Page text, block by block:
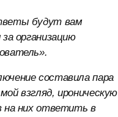
будут вам
организацию
составила пара
взгляд, ироническую
на них ответить в